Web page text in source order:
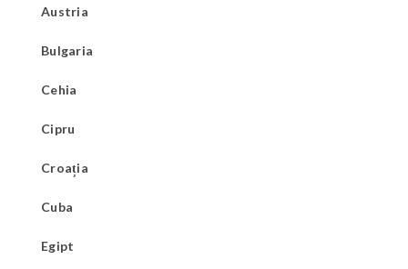
Austria
Bulgaria
Cehia
Cipru
Croația
Cuba
Egipt